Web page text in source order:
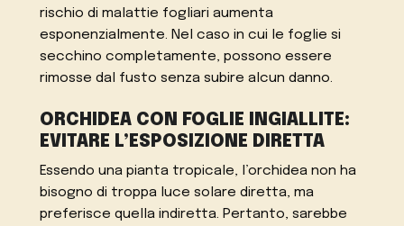
rischio di malattie fogliari aumenta
esponenzialmente. Nel caso in cui le foglie si
secchino completamente, possono essere
rimosse dal fusto senza subire alcun danno.
ORCHIDEA CON FOGLIE INGIALLITE:
EVITARE L’ESPOSIZIONE DIRETTA
Essendo una pianta tropicale, l’orchidea non ha
bisogno di troppa luce solare diretta, ma
preferisce quella indiretta. Pertanto, sarebbe